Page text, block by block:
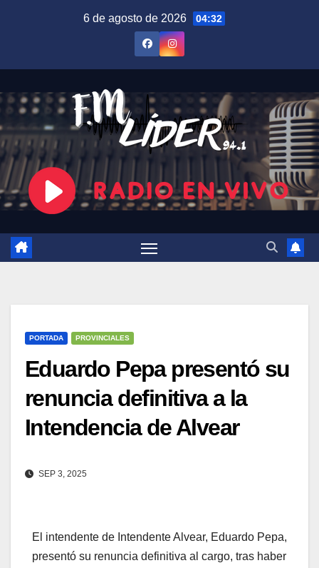
6 de agosto de 2026 04:32
PORTADA PROVINCIALES
Eduardo Pepa presentó su
renuncia definitiva a la
Intendencia de Alvear
SEP 3, 2025
El intendente de Intendente Alvear, Eduardo Pepa,
presentó su renuncia definitiva al cargo, tras haber